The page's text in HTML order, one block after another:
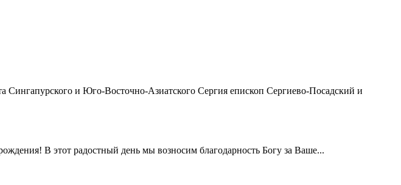
и Юго-Восточно-Азиатского Сергия епископ Сергиево-Посадский и
В этот радостный день мы возносим благодарность Богу за Ваше...